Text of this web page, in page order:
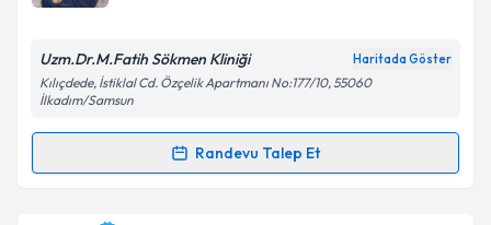
Kişisel verilerimin işlenmesine ilişkinAydınlatma
kapsamda işlenmesini kabul ediyorum.
Uzm.Dr.M.Fatih Sökmen Kliniği Haritada Göster
Kılıçdede, İstiklal Cd. Özçelik Apartmanı No:177/10, 55060
İlkadım/Samsun
Randevu Talep Et
Randevu Takvimi Talebi